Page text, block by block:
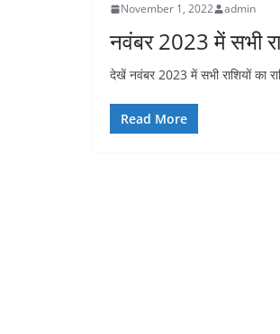
November 1, 2022 admin
नवंबर 2023 में सभी
देखें नवंबर 2023 में सभी राशियों का
Read More